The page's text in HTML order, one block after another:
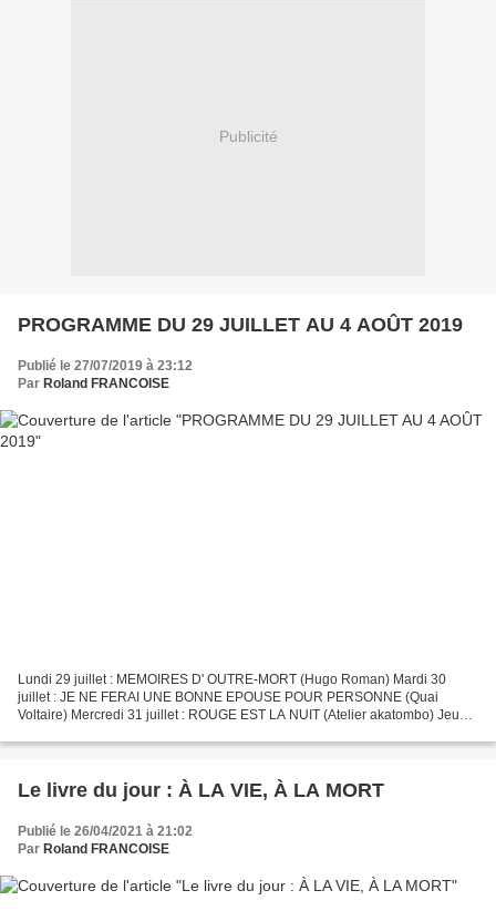
Publicité
PROGRAMME DU 29 JUILLET AU 4 AOÛT 2019
Publié le 27/07/2019 à 23:12
Par Roland FRANCOISE
Lundi 29 juillet : MEMOIRES D' OUTRE-MORT (Hugo Roman) Mardi 30
juillet : JE NE FERAI UNE BONNE EPOUSE POUR PERSONNE (Quai
Voltaire) Mercredi 31 juillet : ROUGE EST LA NUIT (Atelier akatombo) Jeudi
Le livre du jour : À LA VIE, À LA MORT
Publié le 26/04/2021 à 21:02
Par Roland FRANCOISE